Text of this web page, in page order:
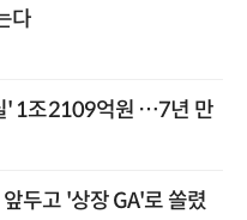
다
' 1조2109억원 …7년 만
두고 '상장 GA'로 쏠렸